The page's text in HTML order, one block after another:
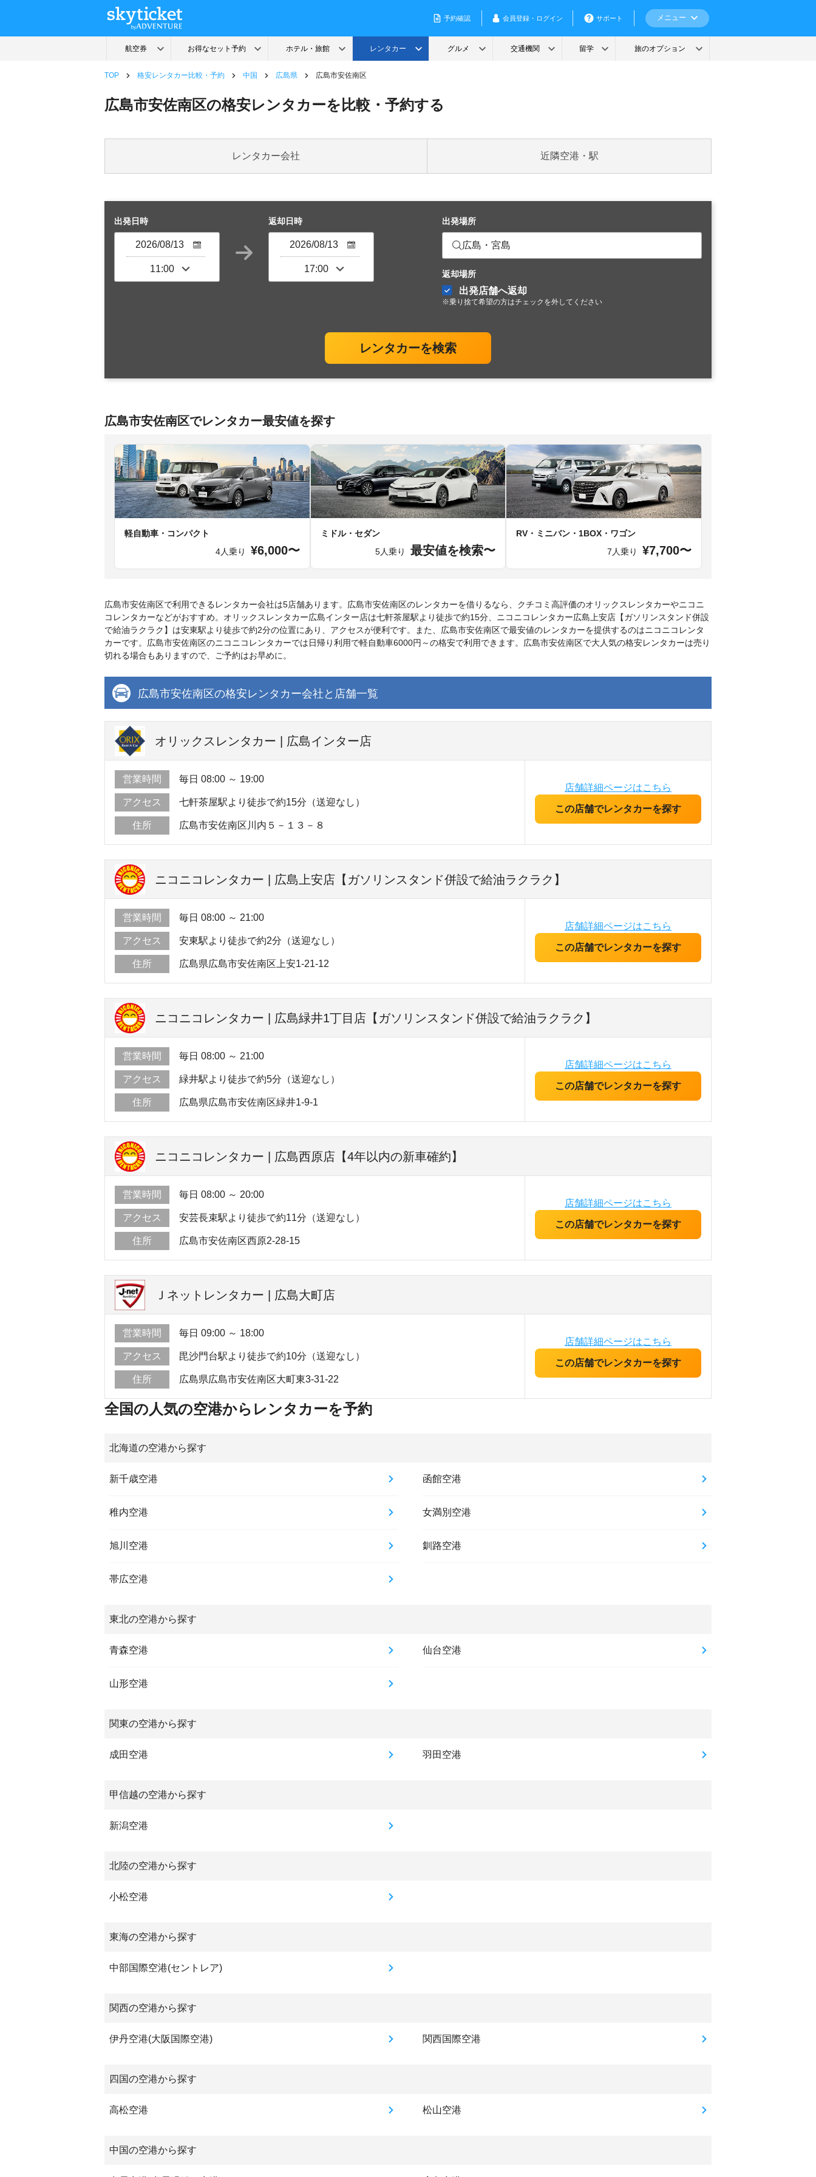
TOP 格安レンタカー比較・予約 中国 広島県 広島市安佐南区
広島市安佐南区の格安レンタカーを比較・予約する
レンタカー会社 近隣空港・駅
出発日時 返却日時 出発場所
広島・宮島
返却場所
出発店舗へ返却
※乗り捨て希望の方はチェックを外してください
レンタカーを検索
広島市安佐南区でレンタカー最安値を探す
軽自動車・コンパクト
4人乗り
¥6,000〜
ミドル・セダン
5人乗り
最安値を検索〜
RV・ミニバン・1BOX・ワゴン
7人乗り
¥7,700〜
広島市安佐南区で利用できるレンタカー会社は5店舗あります。広島市安佐南区のレンタカーを借りるなら、クチコミ高評価のオリックスレンタカーやニコニ
コレンタカーなどがおすすめ。オリックスレンタカー広島インター店は七軒茶屋駅より徒歩で約15分、ニコニコレンタカー広島上安店【ガソリンスタンド併設
で給油ラクラク】は安東駅より徒歩で約2分の位置にあり、アクセスが便利です。また、広島市安佐南区で最安値のレンタカーを提供するのはニコニコレンタ
カーです。広島市安佐南区のニコニコレンタカーでは日帰り利用で軽自動車6000円～の格安で利用できます。広島市安佐南区で大人気の格安レンタカーは売り
切れる場合もありますので、ご予約はお早めに。
広島市安佐南区の格安レンタカー会社と店舗一覧
オリックスレンタカー | 広島インター店
営業時間 毎日 08:00 ～ 19:00
アクセス 七軒茶屋駅より徒歩で約15分（送迎なし）
住所 広島市安佐南区川内５－１３－８
店舗詳細ページはこちら
この店舗でレンタカーを探す
ニコニコレンタカー | 広島上安店【ガソリンスタンド併設で給油ラクラク】
営業時間 毎日 08:00 ～ 21:00
アクセス 安東駅より徒歩で約2分（送迎なし）
住所 広島県広島市安佐南区上安1-21-12
店舗詳細ページはこちら
この店舗でレンタカーを探す
ニコニコレンタカー | 広島緑井1丁目店【ガソリンスタンド併設で給油ラクラク】
営業時間 毎日 08:00 ～ 21:00
アクセス 緑井駅より徒歩で約5分（送迎なし）
住所 広島県広島市安佐南区緑井1-9-1
店舗詳細ページはこちら
この店舗でレンタカーを探す
ニコニコレンタカー | 広島西原店【4年以内の新車確約】
営業時間 毎日 08:00 ～ 20:00
アクセス 安芸長束駅より徒歩で約11分（送迎なし）
住所 広島市安佐南区西原2-28-15
店舗詳細ページはこちら
この店舗でレンタカーを探す
Ｊネットレンタカー | 広島大町店
営業時間 毎日 09:00 ～ 18:00
アクセス 毘沙門台駅より徒歩で約10分（送迎なし）
住所 広島県広島市安佐南区大町東3-31-22
店舗詳細ページはこちら
この店舗でレンタカーを探す
全国の人気の空港からレンタカーを予約
北海道の空港から探す
新千歳空港 函館空港
稚内空港 女満別空港
旭川空港 釧路空港
帯広空港
東北の空港から探す
青森空港 仙台空港
山形空港
関東の空港から探す
成田空港 羽田空港
甲信越の空港から探す
新潟空港
北陸の空港から探す
小松空港
東海の空港から探す
中部国際空港(セントレア)
関西の空港から探す
伊丹空港(大阪国際空港) 関西国際空港
四国の空港から探す
高松空港 松山空港
中国の空港から探す